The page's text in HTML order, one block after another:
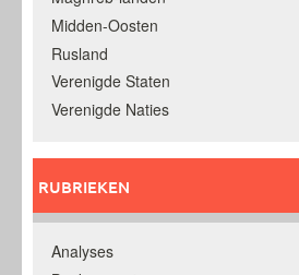
Midden-Oosten
Rusland
Verenigde Staten
Verenigde Naties
RUBRIEKEN
Analyses